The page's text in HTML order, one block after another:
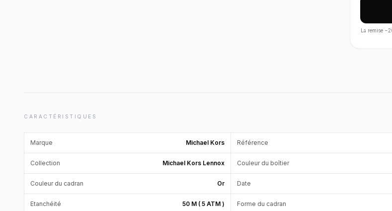
La remise −
CARACTÉRISTIQUES
Marque Michael Kors Référence
Collection Michael Kors Lennox Couleur du boîtier
Couleur du cadran Or Date
Etanchéité 50 M ( 5 ATM ) Forme du cadran